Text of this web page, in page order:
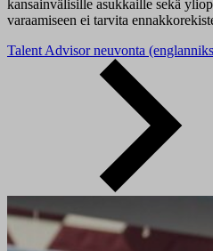
kansainvälisille asukkaille sekä
varaamiseen ei tarvita
Talent Advisor neuvonta